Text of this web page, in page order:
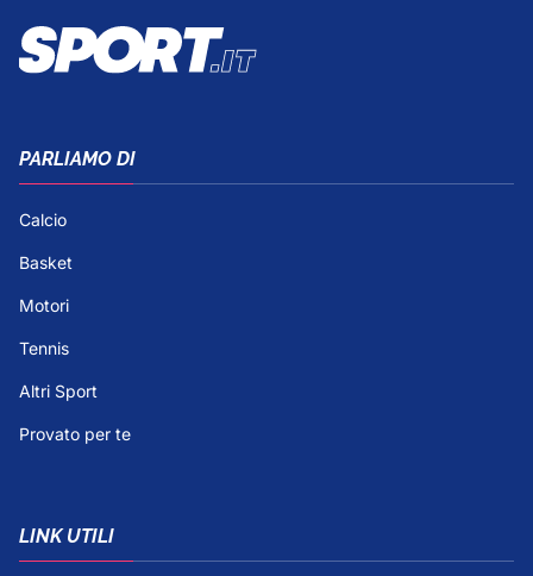
PARLIAMO DI
Calcio
Basket
Motori
Tennis
Altri Sport
Provato per te
LINK UTILI